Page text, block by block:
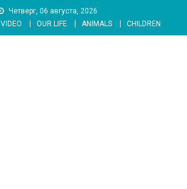
Четверг, 06 августа, 2026
VIDEO OUR LIFE ANIMALS CHILDREN